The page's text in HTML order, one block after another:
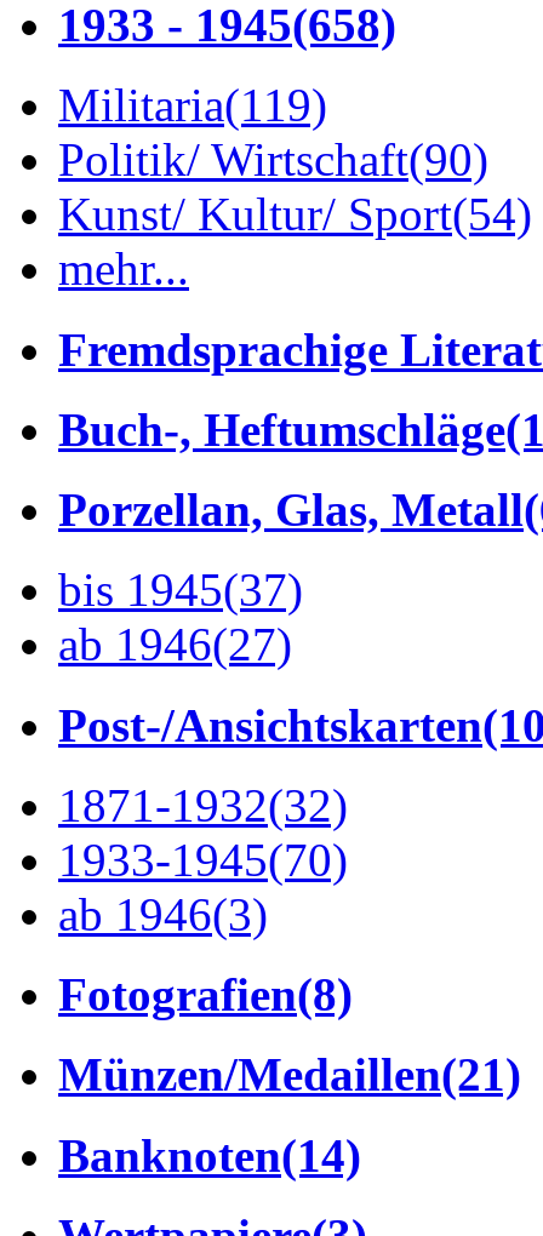
1933 - 1945(658)
Militaria(119)
Politik/ Wirtschaft(90)
Kunst/ Kultur/ Sport(54)
mehr...
Fremdsprachige
Buch-, Heftumschläge
Porzellan, Glas, Metall
bis 1945(37)
ab 1946(27)
Post-/Ansichtskarten
1871-1932(32)
1933-1945(70)
ab 1946(3)
Fotografien(8)
Münzen/Medaillen(21)
Banknoten(14)